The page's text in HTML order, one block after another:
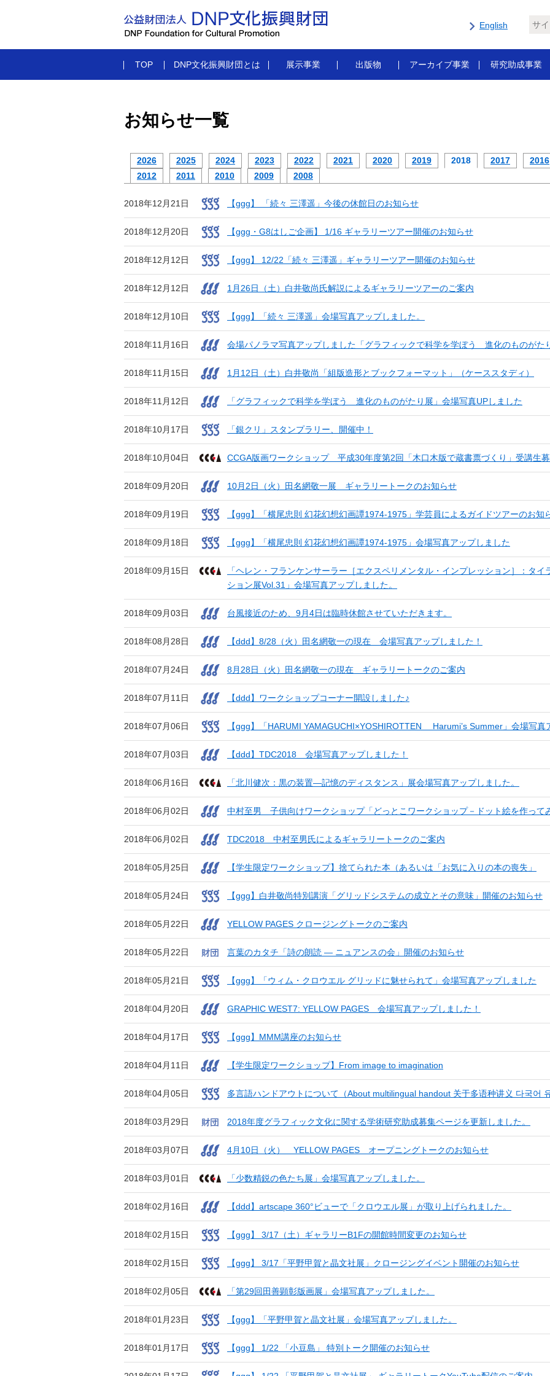
English
TOP DNP文化振興財団とは 展示事業 出版物 アーカイブ事業 研究助成事業
お知らせ一覧
2026 2025 2024 2023 2022 2021 2020 2019 2018 2017 2016
2012
2011 2010 2009 2008
2018年12月21日 【ggg】 「続々 三澤遥」今後の休館日のお知らせ
2018年12月20日 【ggg・G8はしご企画】 1/16 ギャラリーツアー開催のお知らせ
2018年12月12日 【ggg】 12/22「続々 三澤遥」ギャラリーツアー開催のお知らせ
2018年12月12日 1月26日（土）白井敬尚氏解説によるギャラリーツアーのご案内
2018年12月10日 【ggg】「続々 三澤遥」会場写真アップしました。
2018年11月16日 会場パノラマ写真アップしました「グラフィックで科学を学ぼう 進化のものがた
2018年11月15日 1月12日（土）白井敬尚「組版造形とブックフォーマット」（ケーススタディ）
2018年11月12日 「グラフィックで科学を学ぼう 進化のものがたり展」会場写真UPしました
2018年10月17日 「銀クリ」スタンプラリー、開催中！
2018年10月04日 CCGA版画ワークショップ 平成30年度第2回「木口木版で蔵書票づくり」受講生募
2018年09月20日 10月2日（火）田名網敬一展 ギャラリートークのお知らせ
2018年09月19日 【ggg】「横尾忠則 幻花幻想幻画譚1974-1975」学芸員によるガイドツアーのお知
2018年09月18日 【ggg】「横尾忠則 幻花幻想幻画譚1974-1975」会場写真アップしました
2018年09月15日
「ヘレン・フランケンサーラー［エクスペリメンタル・インプレッション］：タ
ション展Vol.31」会場写真アップしました。
2018年09月03日 台風接近のため、9月4日は臨時休館させていただきます。
2018年08月28日 【ddd】8/28（火）田名網敬一の現在 会場写真アップしました！
2018年07月24日 8月28日（火）田名網敬一の現在 ギャラリートークのご案内
2018年07月11日 【ddd】ワークショップコーナー開設しました♪
2018年07月06日 【ggg】「HARUMI YAMAGUCHI×YOSHIROTTEN Harumi’s Summer」会場写真
2018年07月03日 【ddd】TDC2018 会場写真アップしました！
2018年06月16日 「北川健次：黒の装置―記憶のディスタンス」展会場写真アップしました。
2018年06月02日 中村至男 子供向けワークショップ「どっとこワークショップ－ドット絵を作って
2018年06月02日 TDC2018 中村至男氏によるギャラリートークのご案内
2018年05月25日 【学生限定ワークショップ】捨てられた本（あるいは「お気に入りの本の喪失」
2018年05月24日 【ggg】白井敬尚特別講演「グリッドシステムの成立とその意味」開催のお知らせ
2018年05月22日 YELLOW PAGES クロージングトークのご案内
2018年05月22日 言葉のカタチ「詩の朗読 ― ニュアンスの会」開催のお知らせ
2018年05月21日 【ggg】「ウィム・クロウエル グリッドに魅せられて」会場写真アップしました
2018年04月20日 GRAPHIC WEST7: YELLOW PAGES 会場写真アップしました！
2018年04月17日 【ggg】MMM講座のお知らせ
2018年04月11日 【学生限定ワークショップ】From image to imagination
2018年04月05日 多言語ハンドアウトについて（About multilingual handout 关于多语种讲义 다국어
2018年03月29日 2018年度グラフィック文化に関する学術研究助成募集ページを更新しました。
2018年03月07日 4月10日（火） YELLOW PAGES オープニングトークのお知らせ
2018年03月01日 「少数精鋭の色たち展」会場写真アップしました。
2018年02月16日 【ddd】artscape 360°ビューで「クロウエル展」が取り上げられました。
2018年02月15日 【ggg】 3/17（土）ギャラリーB1Fの開館時間変更のお知らせ
2018年02月15日 【ggg】 3/17「平野甲賀と晶文社展」クロージングイベント開催のお知らせ
2018年02月05日 「第29回田善顕彰版画展」会場写真アップしました。
2018年01月23日 【ggg】「平野甲賀と晶文社展」会場写真アップしました。
2018年01月17日 【ggg】 1/22 「小豆島」 特別トーク開催のお知らせ